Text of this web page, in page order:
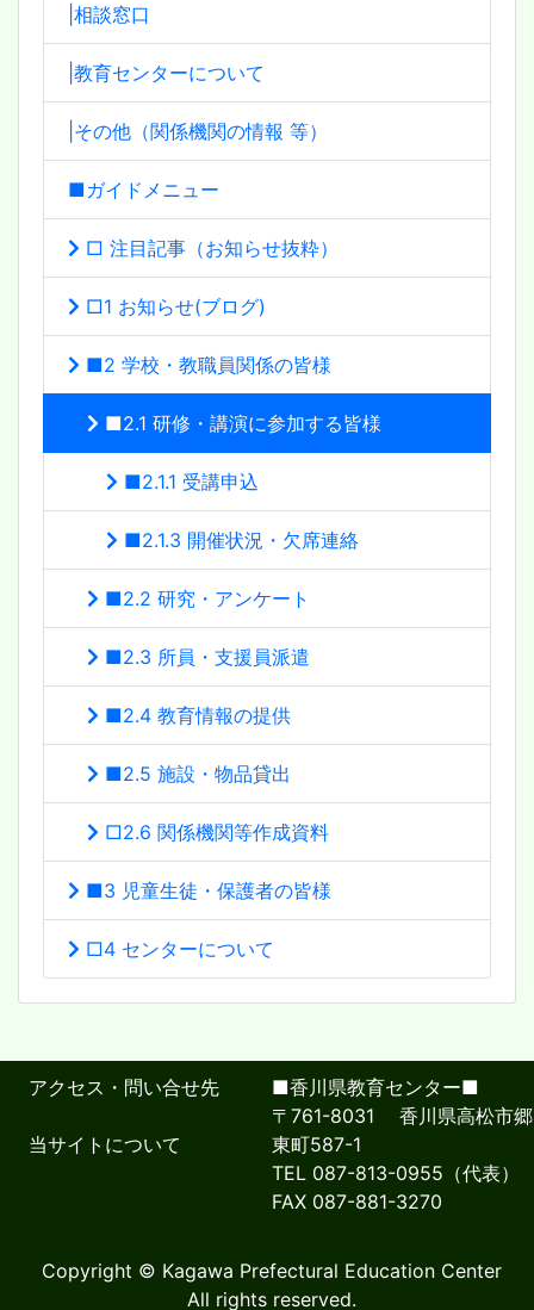
|相談窓口
|教育センターについて
|その他（関係機関の情報 等）
■ガイドメニュー
□ 注目記事（お知らせ抜粋）
□1 お知らせ(ブログ)
■2 学校・教職員関係の皆様
■2.1 研修・講演に参加する皆様
■2.1.1 受講申込
■2.1.3 開催状況・欠席連絡
■2.2 研究・アンケート
■2.3 所員・支援員派遣
■2.4 教育情報の提供
■2.5 施設・物品貸出
□2.6 関係機関等作成資料
■3 児童生徒・保護者の皆様
□4 センターについて
アクセス・問い合せ先
当サイトについて
■香川県教育センター■
〒761-8031 香川県高松市郷
東町587-1
TEL 087-813-0955（代表）
FAX 087-881-3270
Copyright © Kagawa Prefectural Education Center
All rights reserved.